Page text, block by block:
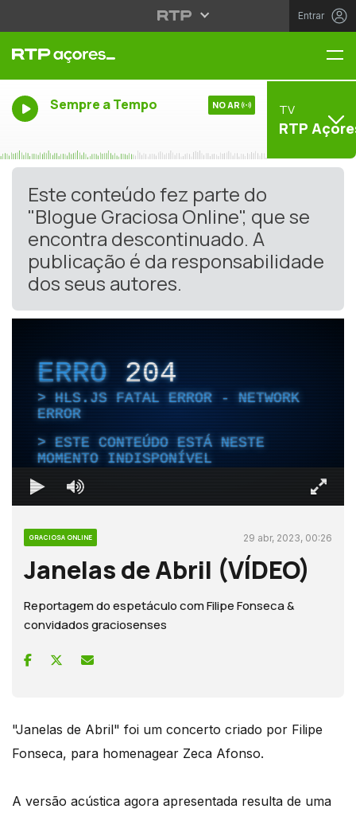
Entrar
Sempre a Tempo NO AR TV
RTP
Este conteúdo fez parte do
"Blogue Graciosa Online", que se
encontra descontinuado. A
publicação é da responsabilidade
dos seus autores.
ERRO204
HLS.JS FATAL ERROR - NETWORK
ERROR
ESTE CONTEÚDO ESTÁ NESTE
MOMENTO INDISPONÍVEL
GRACIOSA ONLINE 29 abr, 2023, 00:26
Janelas de Abril (VÍDEO)
Reportagem do espetáculo com Filipe Fonseca &
convidados graciosenses
"Janelas de Abril" foi um concerto criado por Filipe
Fonseca, para homenagear Zeca Afonso.
A versão acústica agora apresentada resulta de uma